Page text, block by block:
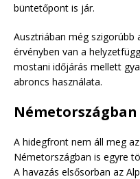
büntetőpont is jár.
Ausztriában még szigorúbb
érvényben van a
mostani időjárás mellett
abroncs használata.
A hidegfront nem áll meg
Németországban is egyre
A havazás elsősorban az